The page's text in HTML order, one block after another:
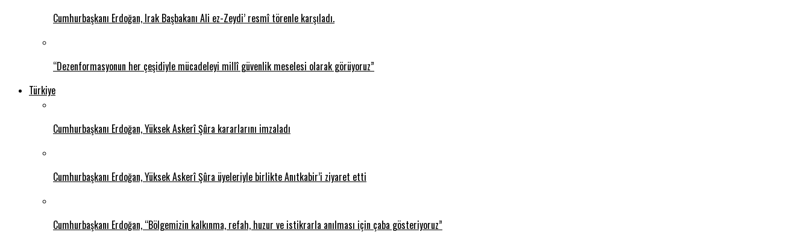
Cumhurbaşkanı Erdoğan, Irak Başbakanı Ali ez-Zeydi’ resmî törenle karşıladı.
“Dezenformasyonun her çeşidiyle mücadeleyi millî güvenlik meselesi olarak görüyoruz”
Türkiye
Cumhurbaşkanı Erdoğan, Yüksek Askerî Şûra kararlarını imzaladı
Cumhurbaşkanı Erdoğan, Yüksek Askerî Şûra üyeleriyle birlikte Anıtkabir’i ziyaret etti
Cumhurbaşkanı Erdoğan, “Bölgemizin kalkınma, refah, huzur ve istikrarla anılması için çaba gösteriyoruz”